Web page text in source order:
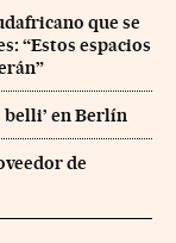
que se
“Estos espacios
belli’ en Berlín
de